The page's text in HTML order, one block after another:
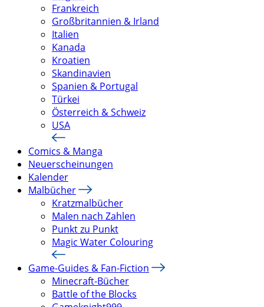
Frankreich
Großbritannien & Irland
Italien
Kanada
Kroatien
Skandinavien
Spanien & Portugal
Türkei
Österreich & Schweiz
USA
Comics & Manga
Neuerscheinungen
Kalender
Malbücher
Kratzmalbücher
Malen nach Zahlen
Punkt zu Punkt
Magic Water Colouring
Game-Guides & Fan-Fiction
Minecraft-Bücher
Battle of the Blocks